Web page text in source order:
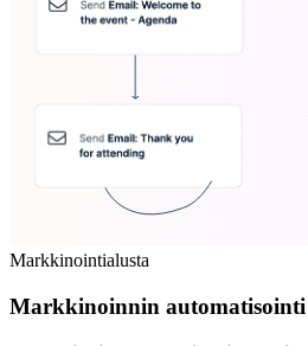
Markkinointialusta
Markkinoinnin automatisointi